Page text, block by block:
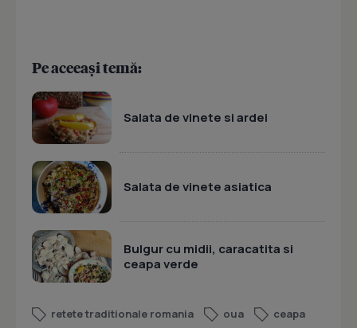
Pe aceeași temă:
Salata de vinete si ardei
Salata de vinete asiatica
Bulgur cu midii, caracatita si
ceapa verde
retete traditionale romania oua
ceapa